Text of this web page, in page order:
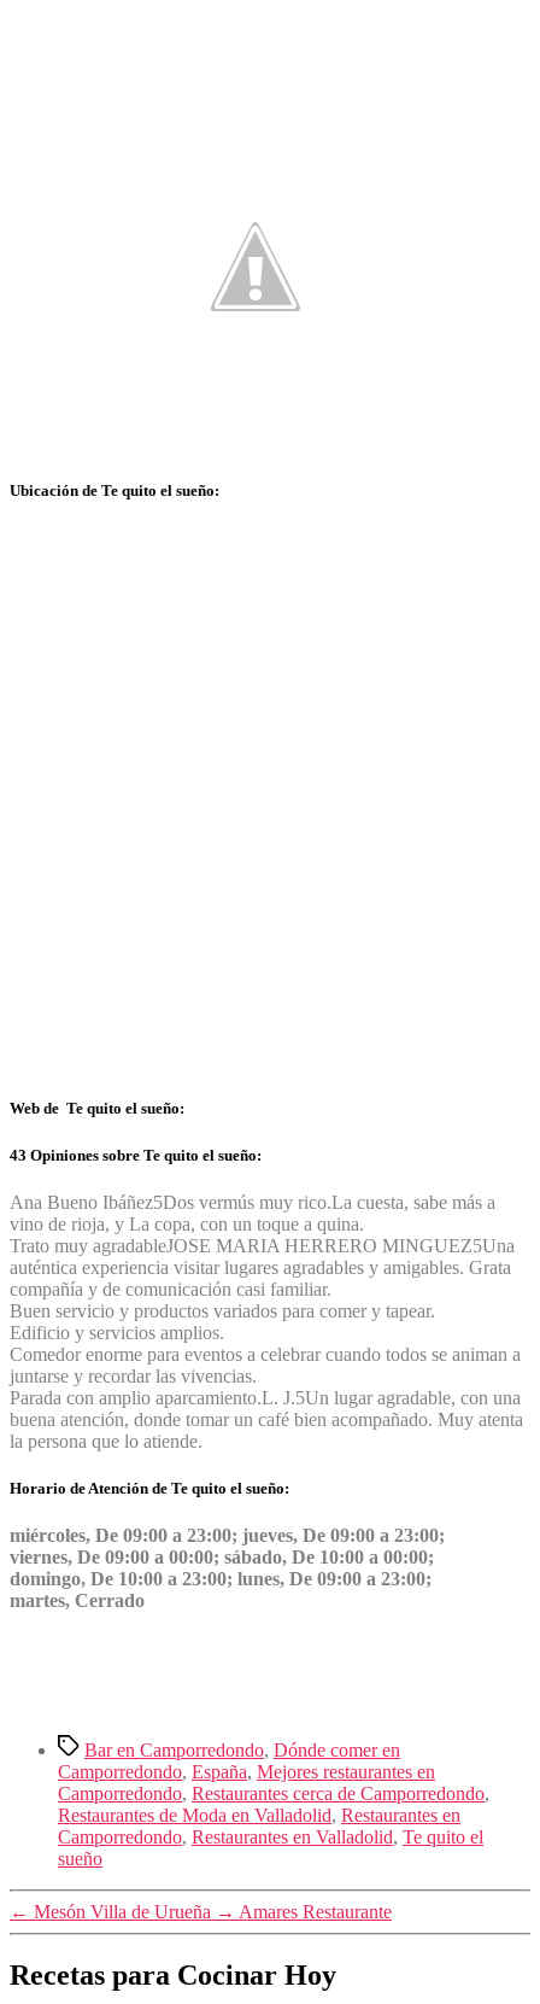
Ubicación de Te quito el sueño:
Web de Te quito el sueño:
43 Opiniones sobre Te quito el sueño:
Ana Bueno Ibáñez5Dos vermús muy rico.La cuesta, sabe más a
vino de rioja, y La copa, con un toque a quina.
Trato muy agradableJOSE MARIA HERRERO MINGUEZ5Una
auténtica experiencia visitar lugares agradables y amigables. Grata
compañía y de comunicación casi familiar.
Buen servicio y productos variados para comer y tapear.
Edificio y servicios amplios.
Comedor enorme para eventos a celebrar cuando todos se animan a
juntarse y recordar las vivencias.
Parada con amplio aparcamiento.L. J.5Un lugar agradable, con una
buena atención, donde tomar un café bien acompañado. Muy atenta
la persona que lo atiende.
Horario de Atención de Te quito el sueño:
miércoles, De 09:00 a 23:00; jueves, De 09:00 a 23:00;
viernes, De 09:00 a 00:00; sábado, De 10:00 a 00:00;
domingo, De 10:00 a 23:00; lunes, De 09:00 a 23:00;
martes, Cerrado
Etiquetas
Bar en Camporredondo, Dónde comer en
Camporredondo, España, Mejores restaurantes en
Camporredondo, Restaurantes cerca de Camporredondo,
Restaurantes de Moda en Valladolid, Restaurantes en
Camporredondo, Restaurantes en Valladolid, Te quito el
sueño
← Mesón Villa de Urueña → Amares Restaurante
Recetas para Cocinar Hoy